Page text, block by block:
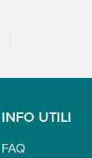
INFO UTILI
FAQ